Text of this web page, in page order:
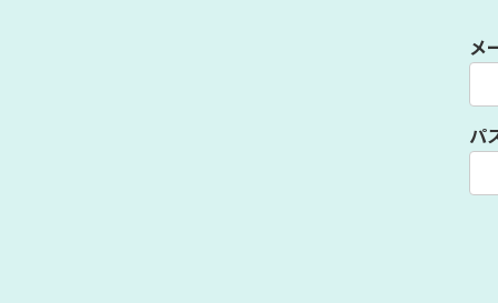
メ
パ